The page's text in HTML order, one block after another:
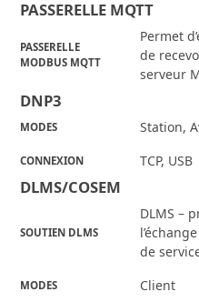
PASSERELLE MQTT
PASSERELLE
MODBUS MQTT
Permet
de
serveur
DNP3
MODES Station,
CONNEXION TCP, USB
DLMS/COSEM
SOUTIEN DLMS
DLMS –
de
MODES Client